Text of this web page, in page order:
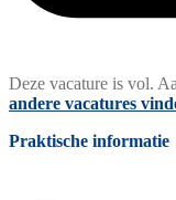
Deze vacature is vol.
andere vacatures
Praktische informatie